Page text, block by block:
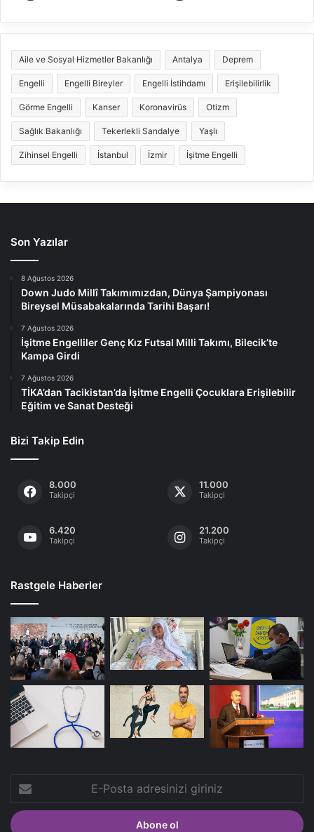
Aile ve Sosyal Hizmetler Bakanlığı Antalya Deprem
Engelli Engelli Bireyler Engelli İstihdamı Erişilebilirlik
Görme Engelli Kanser Koronavirüs Otizm
Sağlık Bakanlığı Tekerlekli Sandalye Yaşlı
Zihinsel Engelli İstanbul İzmir İşitme Engelli
Son Yazılar
8 Ağustos 2026
Down Judo Millî Takımımızdan, Dünya Şampiyonası
Bireysel Müsabakalarında Tarihi Başarı!
7 Ağustos 2026
İşitme Engelliler Genç Kız Futsal Milli Takımı, Bilecik’te
Kampa Girdi
7 Ağustos 2026
TİKA’dan Tacikistan’da İşitme Engelli Çocuklara Erişilebilir
Eğitim ve Sanat Desteği
Bizi Takip Edin
8.000
Takipçi
11.000
Takipçi
6.420
Takipçi
21.200
Takipçi
Rastgele Haberler
Posta
adresinizi
giriniz